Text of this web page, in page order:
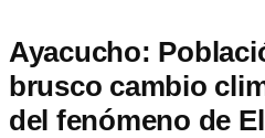
Ayacucho:
brusco cambio
del fenómeno de